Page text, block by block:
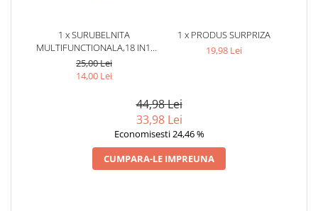
1 x SURUBELNITA
MULTIFUNCTIONALA,18 IN1,
MODEL FULG DE NEA 6X6 CM
- GRI
25,00 Lei
14,00 Lei
1 x PRODUS SURPRIZA
19,98 Lei
44,98 Lei
33,98 Lei
Economisesti 24,46 %
CUMPARA-LE IMPREUNA